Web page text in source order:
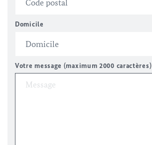
Domicile
Votre message (maximum 2000 caractères)